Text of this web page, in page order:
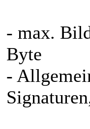
- max.
Byte
-